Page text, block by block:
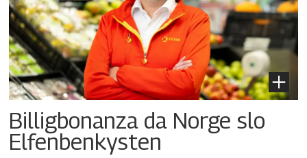
Billigbonanza da Norge slo
Elfenbenkysten